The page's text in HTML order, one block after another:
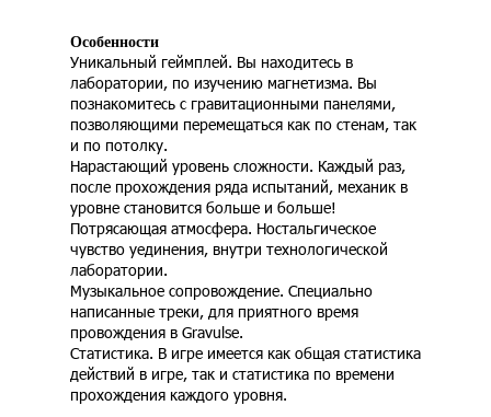
Особенности
Уникальный геймплей. Вы находитесь в
лаборатории, по изучению магнетизма. Вы
познакомитесь с гравитационными панелями,
позволяющими перемещаться как по стенам, так
и по потолку.
Нарастающий уровень сложности. Каждый раз,
после прохождения ряда испытаний, механик в
уровне становится больше и больше!
Потрясающая атмосфера. Ностальгическое
чувство уединения, внутри технологической
лаборатории.
Музыкальное сопровождение. Специально
написанные треки, для приятного время
провождения в Gravulse.
Статистика. В игре имеется как общая статистика
действий в игре, так и статистика по времени
прохождения каждого уровня.